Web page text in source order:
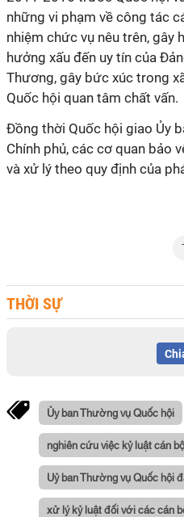
những vi phạm về công tác
nhiệm chức vụ nêu trên, gây
hưởng xấu đến uy tín của
Thương, gây bức xúc trong
Quốc hội quan tâm chất vấn.
Đồng thời Quốc hội giao Ủy
Chính phủ, các cơ quan bảo
và xử lý theo quy định của
THỜI SỰ
Ủy ban Thường vụ Quốc hội
nghiên cứu việc kỷ luật cán
Uỷ ban Thường vụ Quốc hội
xử lý kỷ luật đối với các cán